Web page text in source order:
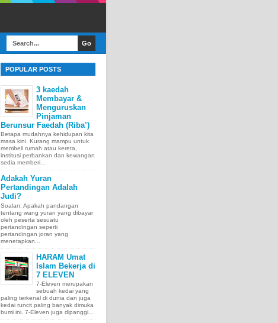
POPULAR POSTS
3 kaedah
Membayar &
Menguruskan
Pinjaman
Berunsur Faedah (Riba’)
Betapa mudahnya kehidupan kita
masa kini. Kurang mampu untuk
membeli rumah atau kereta,
institusi perbankan dan kewangan
sedia memberi...
Adakah Yuran
Pertandingan Adalah
Judi?
Soalan: Apakah pandangan
tentang wang yuran yang dibayar
oleh peserta sesuatu
pertandingan seperti
pertandingan joran yang
menetapkan...
HARAM Umat
Islam Bekerja di
7 ELEVEN
7-Eleven merupakan
sebuah kedai yang
paling terkenal di dunia dan juga
kedai runcit paling banyak dimuka
bumi ini. 7-Eleven juga dipanggi...